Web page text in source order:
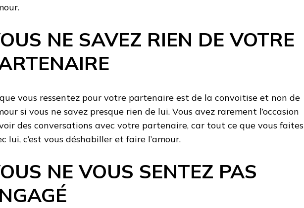
NE SAVEZ RIEN DE VOTRE
vous ressentez pour votre partenaire est de la convoitise et non de
si vous ne savez presque rien de lui. Vous avez rarement l’occasion
des conversations avec votre partenaire, car tout ce que vous faites
lui, c’est vous déshabiller et faire l’amour.
NE VOUS SENTEZ PAS